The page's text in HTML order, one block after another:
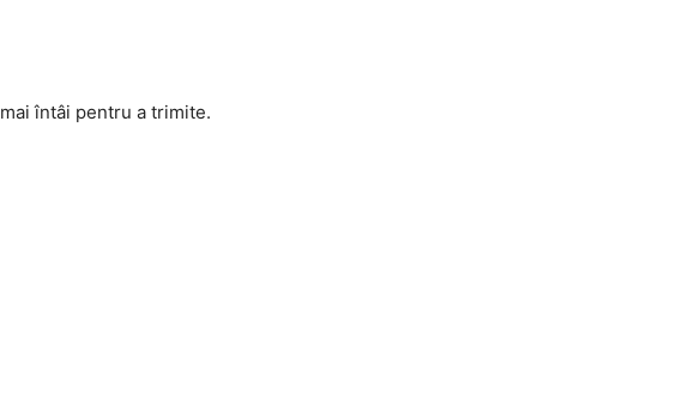
mai întâi pentru a trimite.